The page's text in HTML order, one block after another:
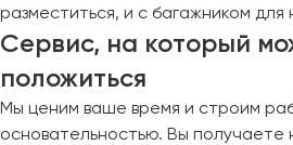
разместиться, и с багажником
Сервис, на который
положиться
Мы ценим ваше время и строим
основательностью. Вы получаете